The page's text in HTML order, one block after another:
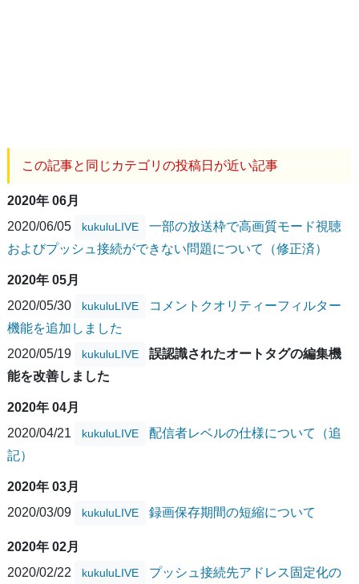
この記事と同じカテゴリの投稿日が近い記事
2020年 06月
2020/06/05
kukuluLIVE
一部の放送枠で高画質モード視聴
およびプッシュ接続ができない問題について（修正済）
2020年 05月
2020/05/30
kukuluLIVE
コメントクオリティーフィルター
機能を追加しました
2020/05/19
kukuluLIVE
誤認識されたオートタグの編集機
能を改善しました
2020年 04月
2020/04/21
kukuluLIVE
配信者レベルの仕様について（追
記）
2020年 03月
2020/03/09
kukuluLIVE 録画保存期間の短縮について
2020年 02月
2020/02/22
kukuluLIVE
プッシュ接続先アドレス固定化の